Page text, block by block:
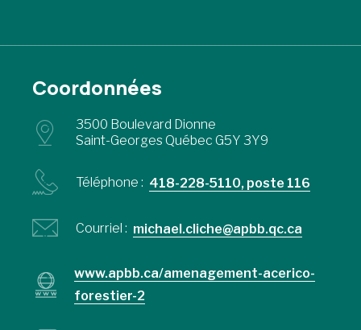
Coordonnées
3500 Boulevard Dionne
Saint-Georges Québec G5Y 3Y9
Téléphone : 418-228-5110, poste 116
Courriel : michael.cliche@apbb.qc.ca
www.apbb.ca/amenagement-acerico-
forestier-2